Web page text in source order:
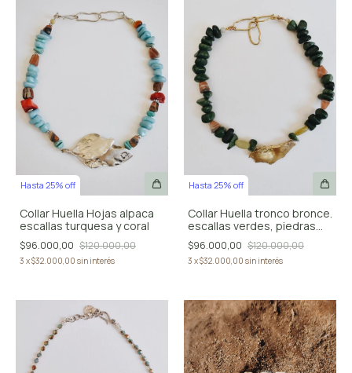
Hasta 25% off
Collar Huella Hojas alpaca
escallas turquesa y coral
$96.000,00 $120.000,00
3 x$32.000,00 sin interés
Hasta 25% off
Collar Huella tronco bronce.
escallas verdes, piedras
marrones
$96.000,00 $120.000,00
3 x$32.000,00 sin interés